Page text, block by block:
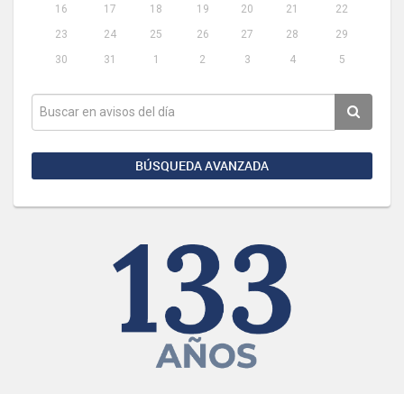
16
17 18 19 20 21
22
23
24 25 26 27 28
29
30
31 1 2 3 4 5
BÚSQUEDA AVANZADA